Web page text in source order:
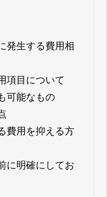
発生する費用相
項目について
可能なもの
費用を抑える方
に明確にしてお